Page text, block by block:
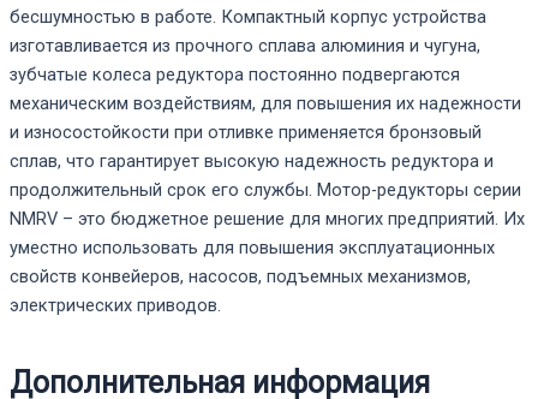
бесшумностью в работе. Компактный корпус устройства
изготавливается из прочного сплава алюминия и чугуна,
зубчатые колеса редуктора постоянно подвергаются
механическим воздействиям, для повышения их надежности
и износостойкости при отливке применяется бронзовый
сплав, что гарантирует высокую надежность редуктора и
продолжительный срок его службы. Мотор-редукторы серии
NMRV – это бюджетное решение для многих предприятий. Их
уместно использовать для повышения эксплуатационных
свойств конвейеров, насосов, подъемных механизмов,
электрических приводов.
Дополнительная информация